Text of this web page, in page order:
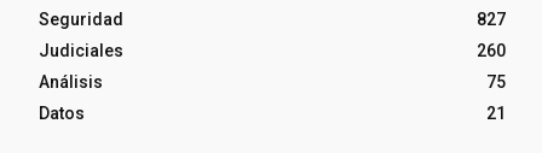
Seguridad
827
Judiciales
260
Análisis
75
Datos
21